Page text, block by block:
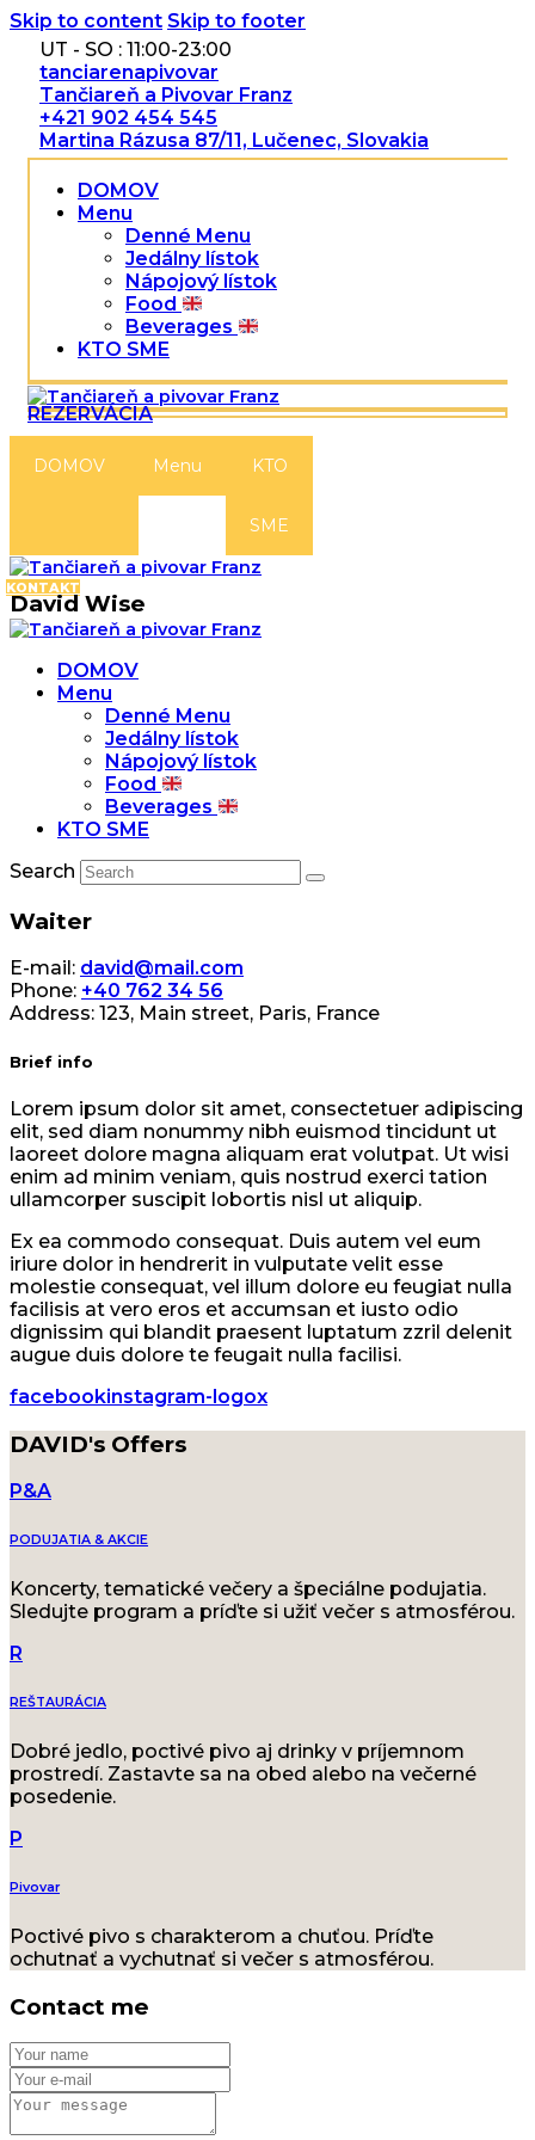
Skip to content Skip to footer
UT - SO : 11:00-23:00
tanciarenapivovar
Tančiareň a Pivovar Franz
+421 902 454 545
Martina Rázusa 87/11, Lučenec, Slovakia
DOMOV
Menu
Denné Menu
Jedálny lístok
Nápojový lístok
Food
Beverages
KTO SME
REZERVÁCIA
DOMOV Menu KTO
SME
KONTAKT
David Wise
DOMOV
Menu
Denné Menu
Jedálny lístok
Nápojový lístok
Food
Beverages
KTO SME
Search
Waiter
E-mail: david@mail.com
Phone: +40 762 34 56
Address: 123, Main street, Paris, France
Brief info
Lorem ipsum dolor sit amet, consectetuer adipiscing
elit, sed diam nonummy nibh euismod tincidunt ut
laoreet dolore magna aliquam erat volutpat. Ut wisi
enim ad minim veniam, quis nostrud exerci tation
ullamcorper suscipit lobortis nisl ut aliquip.
Ex ea commodo consequat. Duis autem vel eum
iriure dolor in hendrerit in vulputate velit esse
molestie consequat, vel illum dolore eu feugiat nulla
facilisis at vero eros et accumsan et iusto odio
dignissim qui blandit praesent luptatum zzril delenit
augue duis dolore te feugait nulla facilisi.
facebookinstagram-logox
DAVID's Offers
P&A
PODUJATIA & AKCIE
Koncerty, tematické večery a špeciálne podujatia.
Sledujte program a príďte si užiť večer s atmosférou.
R
REŠTAURÁCIA
Dobré jedlo, poctivé pivo aj drinky v príjemnom
prostredí. Zastavte sa na obed alebo na večerné
posedenie.
P
Pivovar
Poctivé pivo s charakterom a chuťou. Príďte
ochutnať a vychutnať si večer s atmosférou.
Contact me